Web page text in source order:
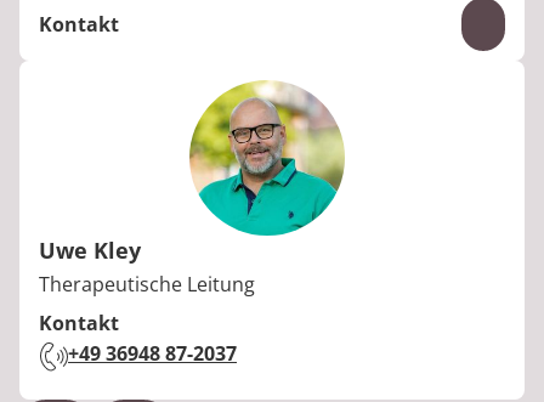
Kontakt
cordula.iken@median-kliniken.de
Uwe Kley
Berufstitel:
Therapeutische Leitung
Kontakt
Telefon:
+49 36948 87-2037